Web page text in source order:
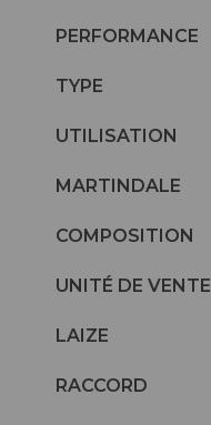
PERFORMANCE
TYPE
UTILISATION
MARTINDALE
COMPOSITION
UNITÉ DE VENTE
LAIZE
RACCORD